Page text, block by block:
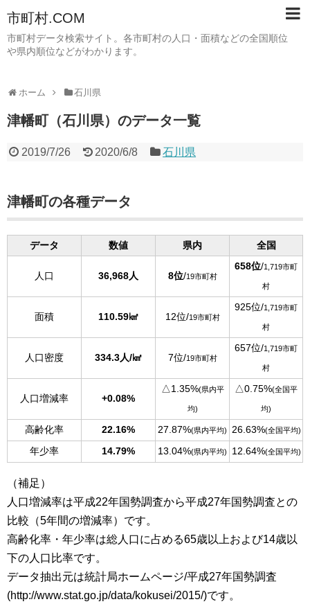
市町村.COM
市町村データ検索サイト。各市町村の人口・面積などの全国順位
や県内順位などがわかります。
ホーム 石川県
津幡町（石川県）のデータ一覧
2019/7/26 2020/6/8 石川県
津幡町の各種データ
データ 数値 県内 全国
人口 36,968人 8位/19市町村
658位/1,719市町
村
面積 110.59㎢ 12位/19市町村
925位/1,719市町
村
人口密度 334.3人/㎢ 7位/19市町村
657位/1,719市町
村
人口増減率 +0.08%
△1.35%(県内平
均)
△0.75%(全国平
均)
高齢化率 22.16% 27.87%(県内平均) 26.63%(全国平均)
年少率 14.79% 13.04%(県内平均) 12.64%(全国平均)
（補足）
人口増減率は平成22年国勢調査から平成27年国勢調査との
比較（5年間の増減率）です。
高齢化率・年少率は総人口に占める65歳以上および14歳以
下の人口比率です。
データ抽出元は統計局ホームページ/平成27年国勢調査
(http://www.stat.go.jp/data/kokusei/2015/)です。